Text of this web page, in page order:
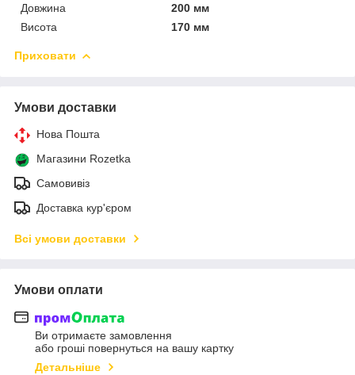
Довжина
200 мм
Висота
170 мм
Приховати
Умови доставки
Нова Пошта
Магазини Rozetka
Самовивіз
Доставка кур'єром
Всі умови доставки
Умови оплати
Ви отримаєте замовлення
або гроші повернуться на вашу картку
Детальніше